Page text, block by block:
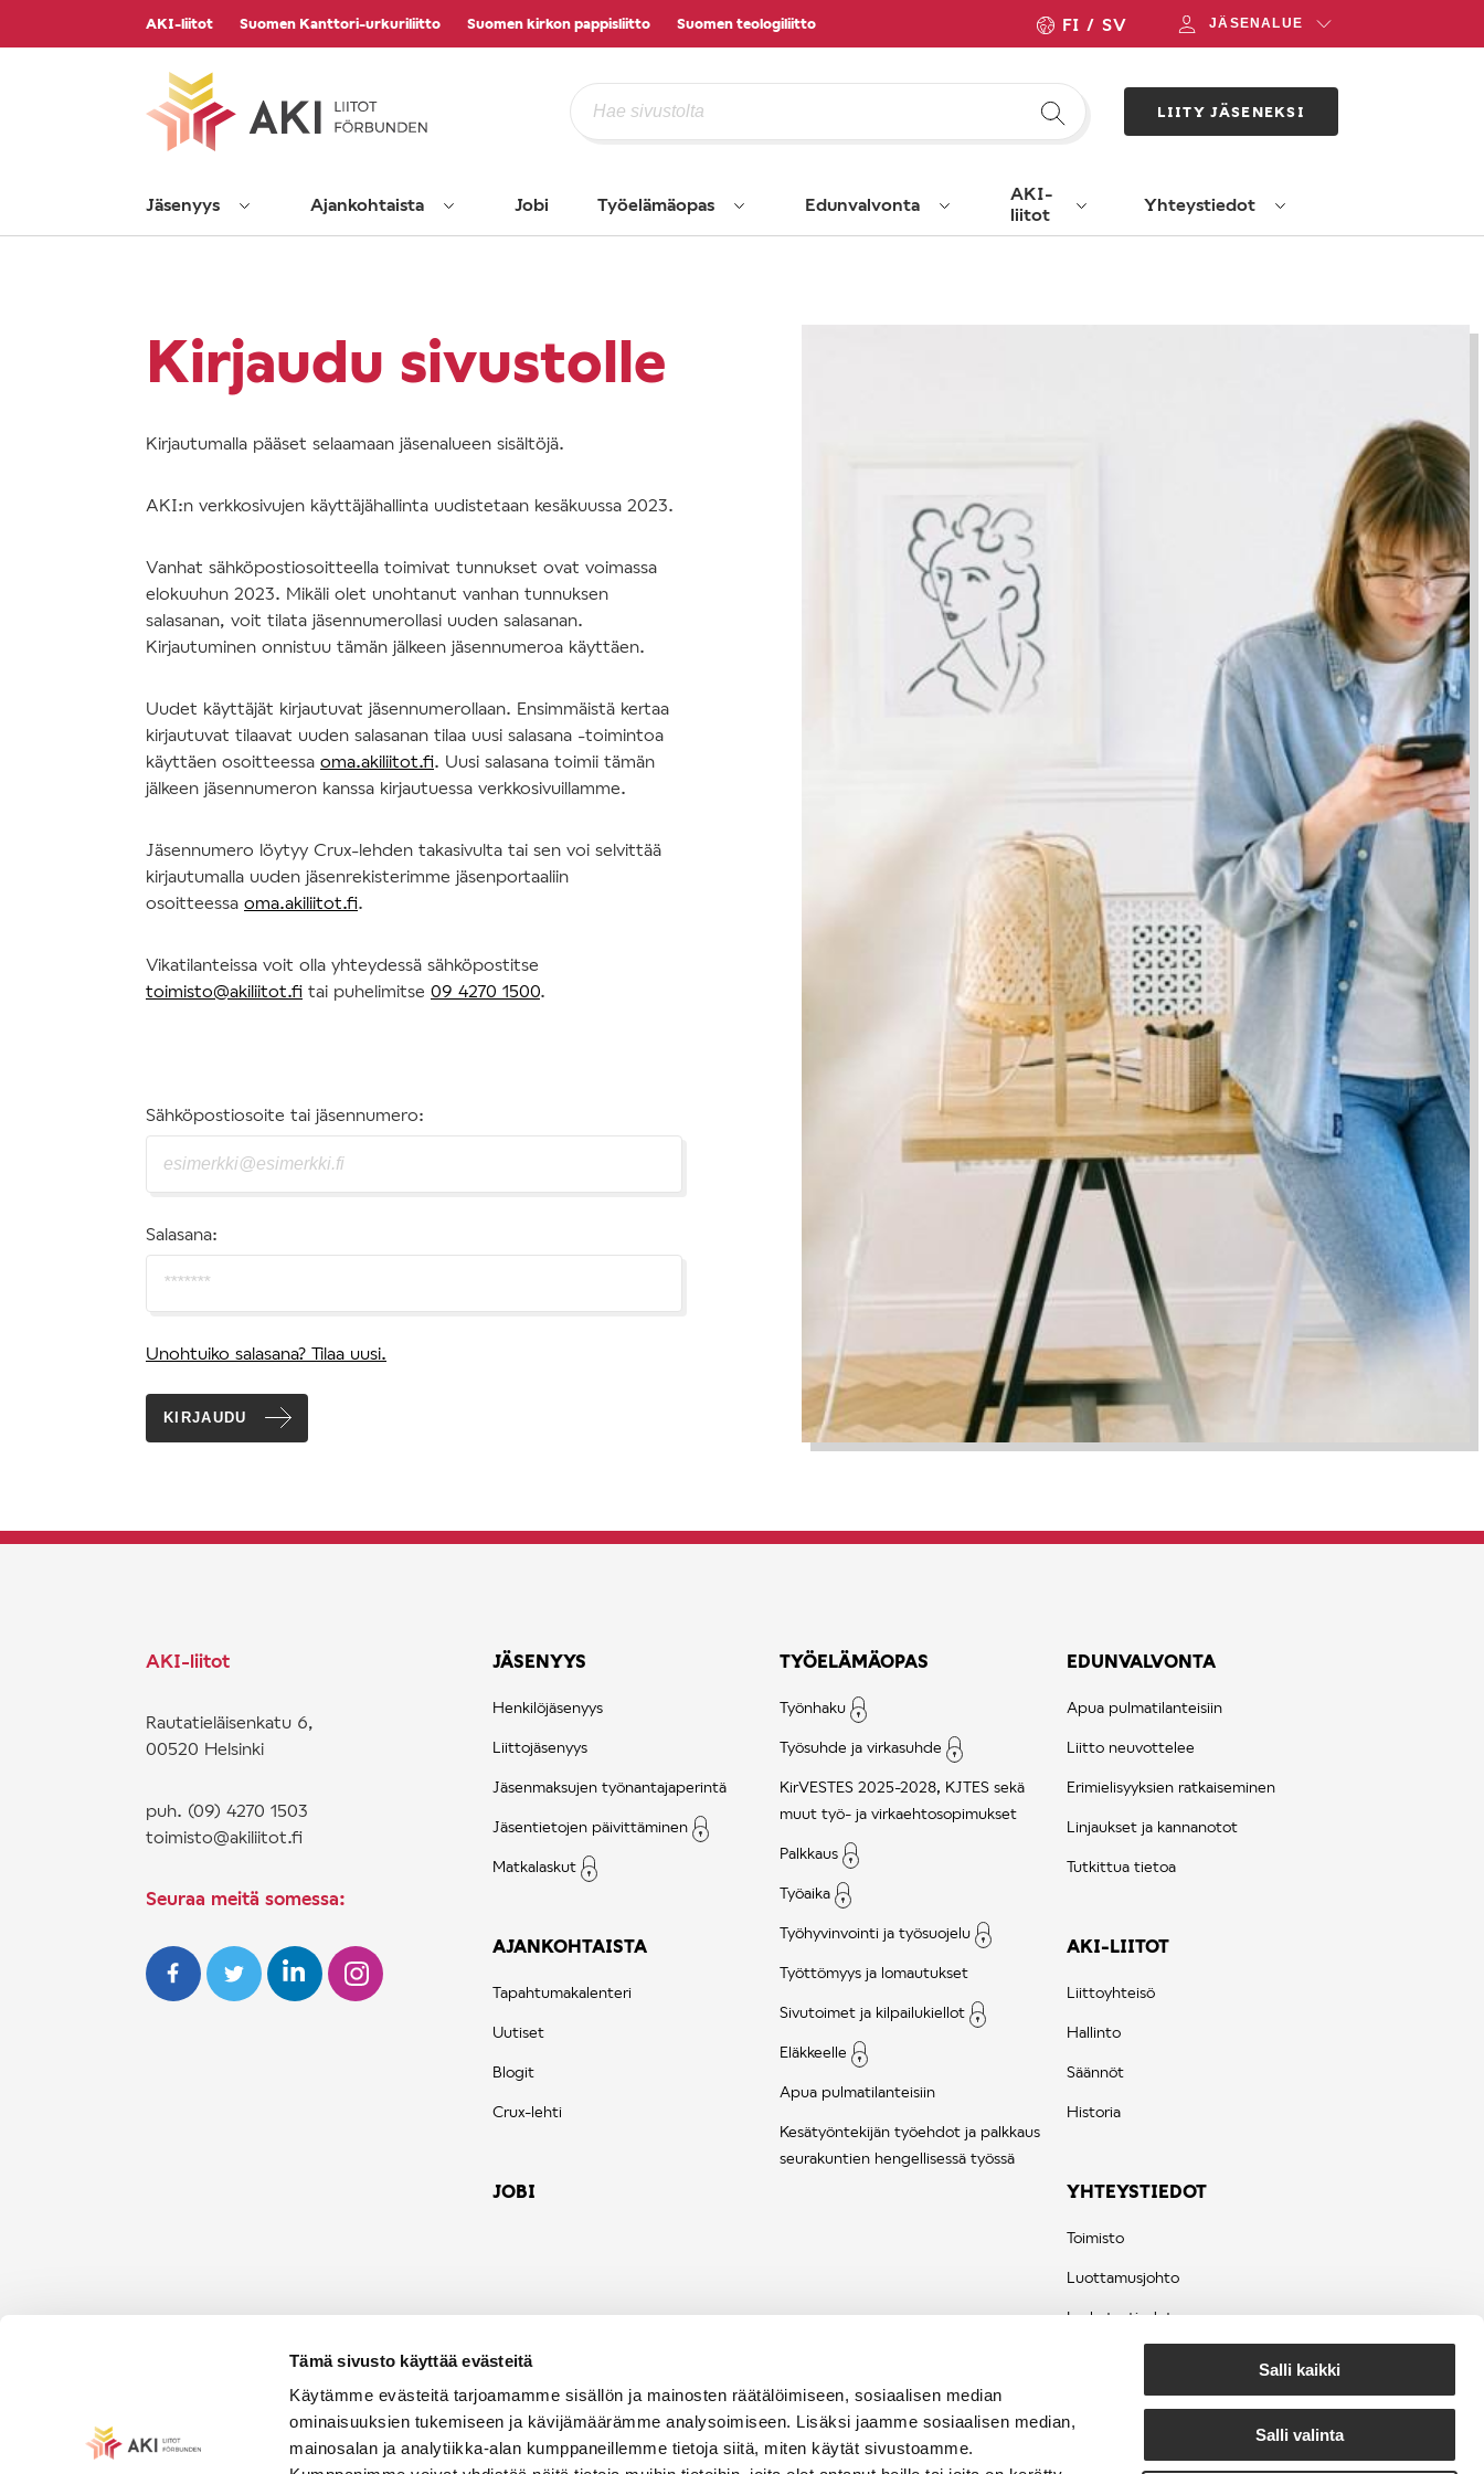
Tämä sivusto käyttää evästeitä
Käytämme evästeitä tarjoamamme sisällön ja mainosten räätälöimiseen, sosiaalisen median
ominaisuuksien tukemiseen ja kävijämäärämme analysoimiseen. Lisäksi jaamme sosiaalisen median,
mainosalan ja analytiikka-alan kumppaneillemme tietoja siitä, miten käytät sivustoamme.
Salli kaikki
Salli valinta
AKI-liitot Suomen Kanttori-urkuriliitto Suomen kirkon pappisliitto Suomen teologiliitto FI SV JÄSENALUE
LIITY JÄSENEKSI
Jäsenyys Ajankohtaista Jobi Työelämäopas Edunvalvonta
AKI-
liitot
Yhteystiedot
Kirjaudu sivustolle
Kirjautumalla pääset selaamaan jäsenalueen sisältöjä.
AKI:n verkkosivujen käyttäjähallinta uudistetaan kesäkuussa 2023.
Vanhat sähköpostiosoitteella toimivat tunnukset ovat voimassa
elokuuhun 2023. Mikäli olet unohtanut vanhan tunnuksen
salasanan, voit tilata jäsennumerollasi uuden salasanan.
Kirjautuminen onnistuu tämän jälkeen jäsennumeroa käyttäen.
Uudet käyttäjät kirjautuvat jäsennumerollaan. Ensimmäistä kertaa
kirjautuvat tilaavat uuden salasanan tilaa uusi salasana -toimintoa
käyttäen osoitteessa oma.akiliitot.fi. Uusi salasana toimii tämän
jälkeen jäsennumeron kanssa kirjautuessa verkkosivuillamme.
Jäsennumero löytyy Crux-lehden takasivulta tai sen voi selvittää
kirjautumalla uuden jäsenrekisterimme jäsenportaaliin
osoitteessa oma.akiliitot.fi.
Vikatilanteissa voit olla yhteydessä sähköpostitse
toimisto@akiliitot.fi tai puhelimitse 09 4270 1500.
Sähköpostiosoite tai jäsennumero:
Salasana:
Unohtuiko salasana? Tilaa uusi.
KIRJAUDU
AKI-liitot
Rautatieläisenkatu 6,
00520 Helsinki
puh. (09) 4270 1503
toimisto@akiliitot.fi
Seuraa meitä somessa:
JÄSENYYS
Henkilöjäsenyys
Liittojäsenyys
Jäsenmaksujen työnantajaperintä
Jäsentietojen päivittäminen
Matkalaskut
AJANKOHTAISTA
Tapahtumakalenteri
Uutiset
Blogit
Crux-lehti
JOBI
TYÖELÄMÄOPAS
Työnhaku
Työsuhde ja virkasuhde
KirVESTES 2025-2028, KJTES sekä
muut työ- ja virkaehtosopimukset
Palkkaus
Työaika
Työhyvinvointi ja työsuojelu
Työttömyys ja lomautukset
Sivutoimet ja kilpailukiellot
Eläkkeelle
Apua pulmatilanteisiin
Kesätyöntekijän työehdot ja palkkaus
seurakuntien hengellisessä työssä
EDUNVALVONTA
Apua pulmatilanteisiin
Liitto neuvottelee
Erimielisyyksien ratkaiseminen
Linjaukset ja kannanotot
Tutkittua tietoa
AKI-LIITOT
Liittoyhteisö
Hallinto
Säännöt
Historia
YHTEYSTIEDOT
Toimisto
Luottamusjohto
Laskutustiedot